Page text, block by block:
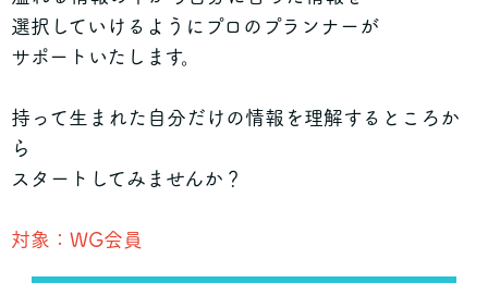
選択していけるようにプロのプランナーが
サポートいたします。
持って生まれた自分だけの情報を理解するところか
ら
スタートしてみませんか？
対象：WG会員